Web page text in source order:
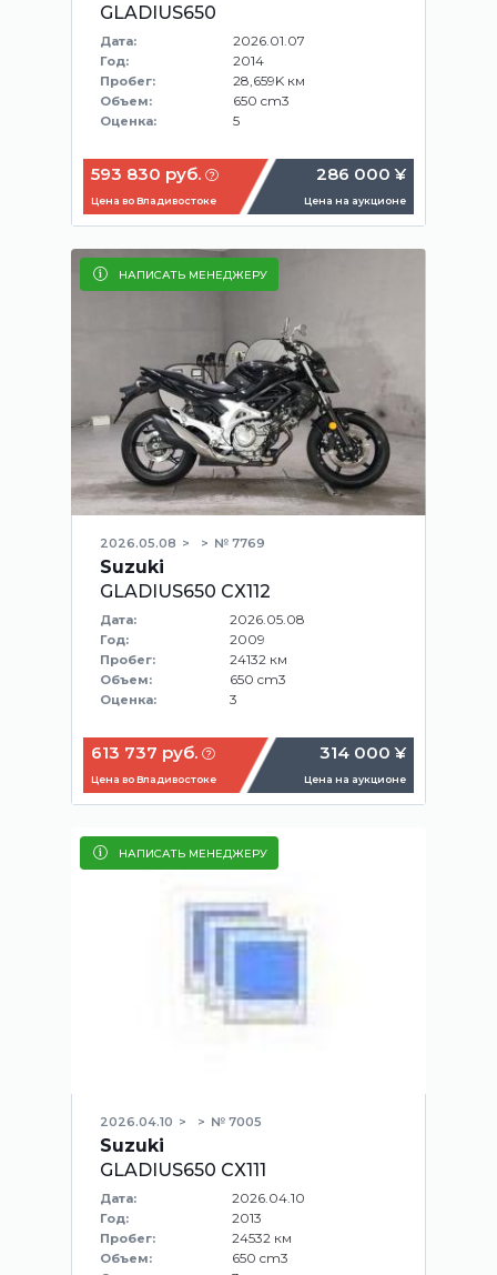
GLADIUS650
Дата: 2026.01.07
Год: 2014
Пробег: 28,659K км
Объем: 650 cm3
Оценка: 5
593 830 руб.
Цена во Владивостоке
286 000 ¥
Цена на аукционе
НАПИСАТЬ МЕНЕДЖЕРУ
2026.05.08 № 7769
Suzuki
GLADIUS650 CX112
Дата: 2026.05.08
Год: 2009
Пробег: 24132 км
Объем: 650 cm3
Оценка: 3
613 737 руб.
Цена во Владивостоке
314 000 ¥
Цена на аукционе
НАПИСАТЬ МЕНЕДЖЕРУ
2026.04.10 № 7005
Suzuki
GLADIUS650 CX111
Дата: 2026.04.10
Год: 2013
Пробег: 24532 км
Объем: 650 cm3